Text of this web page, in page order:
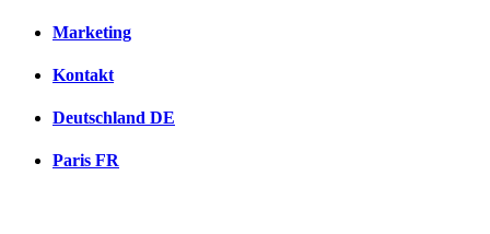
Marketing
Kontakt
Deutschland DE
Paris FR